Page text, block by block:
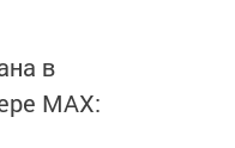
в
MАХ: